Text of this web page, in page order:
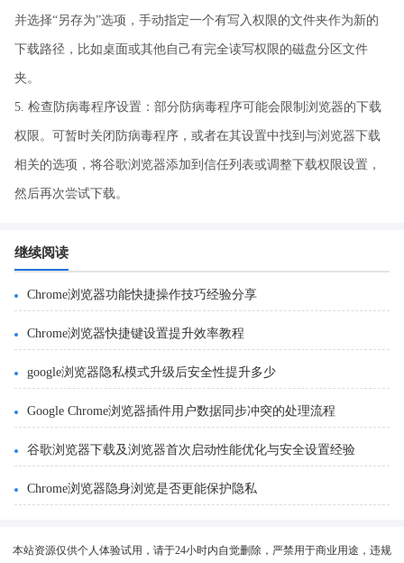
并选择“另存为”选项，手动指定一个有写入权限的文件夹作为新的
下载路径，比如桌面或其他自己有完全读写权限的磁盘分区文件
夹。
5. 检查防病毒程序设置：部分防病毒程序可能会限制浏览器的下载
权限。可暂时关闭防病毒程序，或者在其设置中找到与浏览器下载
相关的选项，将谷歌浏览器添加到信任列表或调整下载权限设置，
然后再次尝试下载。
继续阅读
Chrome浏览器功能快捷操作技巧经验分享
Chrome浏览器快捷键设置提升效率教程
google浏览器隐私模式升级后安全性提升多少
Google Chrome浏览器插件用户数据同步冲突的处理流程
谷歌浏览器下载及浏览器首次启动性能优化与安全设置经验
Chrome浏览器隐身浏览是否更能保护隐私
本站资源仅供个人体验试用，请于24小时内自觉删除，严禁用于商业用途，违规